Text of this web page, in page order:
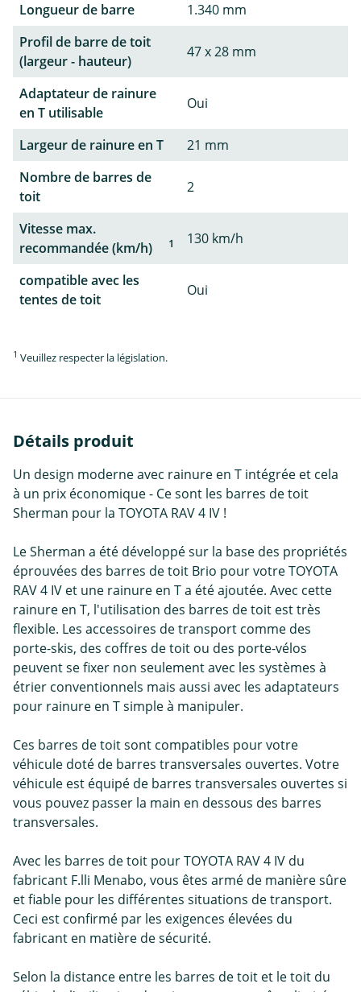
Longueur de barre
1.340 mm
Profil de barre de toit
(largeur - hauteur)
47 x 28 mm
Adaptateur de rainure
en T utilisable
Oui
Largeur de rainure en T
21 mm
Nombre de barres de
toit
2
Vitesse max.
recommandée (km/h)
1 130 km/h
compatible avec les
tentes de toit
Oui
1 Veuillez respecter la législation.
Détails produit
Un design moderne avec rainure en T intégrée et cela
à un prix économique - Ce sont les barres de toit
Sherman pour la TOYOTA RAV 4 IV !
Le Sherman a été développé sur la base des propriétés
éprouvées des barres de toit Brio pour votre TOYOTA
RAV 4 IV et une rainure en T a été ajoutée. Avec cette
rainure en T, l'utilisation des barres de toit est très
flexible. Les accessoires de transport comme des
porte-skis, des coffres de toit ou des porte-vélos
peuvent se fixer non seulement avec les systèmes à
étrier conventionnels mais aussi avec les adaptateurs
pour rainure en T simple à manipuler.
Ces barres de toit sont compatibles pour votre
véhicule doté de barres transversales ouvertes. Votre
véhicule est équipé de barres transversales ouvertes si
vous pouvez passer la main en dessous des barres
transversales.
Avec les barres de toit pour TOYOTA RAV 4 IV du
fabricant F.lli Menabo, vous êtes armé de manière sûre
et fiable pour les différentes situations de transport.
Ceci est confirmé par les exigences élevées du
fabricant en matière de sécurité.
Selon la distance entre les barres de toit et le toit du